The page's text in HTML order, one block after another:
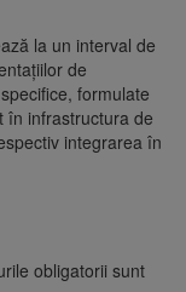
la un interval de
de
formulate
în infrastructura de
integrarea în
obligatorii sunt